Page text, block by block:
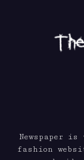
Newspaper
fashion